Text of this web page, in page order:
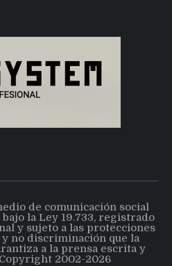
de comunicación social
la Ley 19.733, registrado
y sujeto a las protecciones
no discriminación que la
a la prensa escrita y
2002-2026